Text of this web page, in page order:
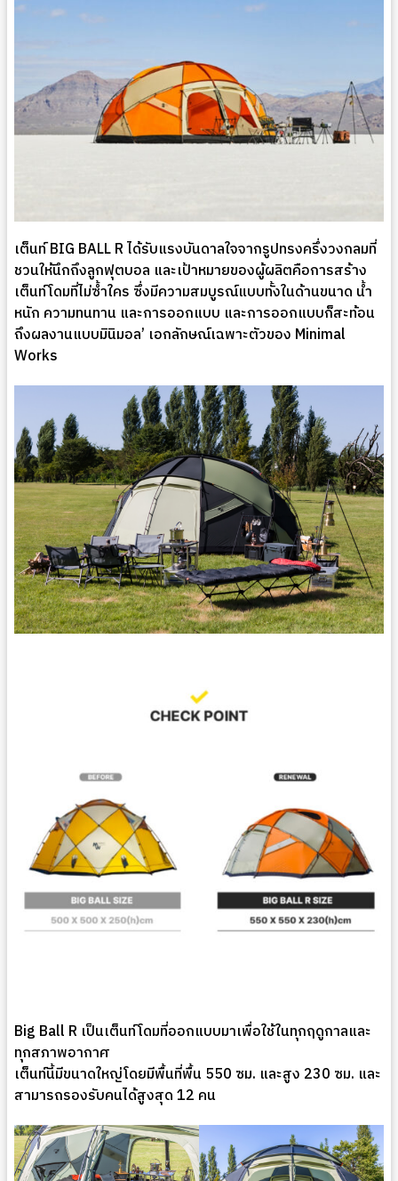
เต็นท์ BIG BALL R ได้รับแรงบันดาลใจจากรูปทรงครึ่งวงกลมที่
ชวนให้นึกถึงลูกฟุตบอล และเป้าหมายของผู้ผลิตคือการสร้าง
เต็นท์โดมที่ไม่ซ้ำใคร ซึ่งมีความสมบูรณ์แบบทั้งในด้านขนาด น้ำ
หนัก ความทนทาน และการออกแบบ และการออกแบบก็สะท้อน
ถึงผลงานแบบมินิมอล’ เอกลักษณ์เฉพาะตัวของ Minimal
Works
Big Ball R เป็นเต็นท์โดมที่ออกแบบมาเพื่อใช้ในทุกฤดูกาลและ
ทุกสภาพอากาศ
เต็นท์นี้มีขนาดใหญ่โดยมีพื้นที่พื้น 550 ซม. และสูง 230 ซม. และ
สามารถรองรับคนได้สูงสุด 12 คน